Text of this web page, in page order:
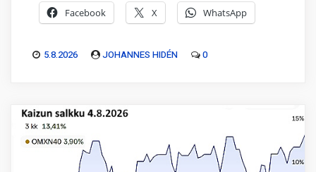
Facebook X WhatsApp
5.8.2026 JOHANNES HIDÉN 0